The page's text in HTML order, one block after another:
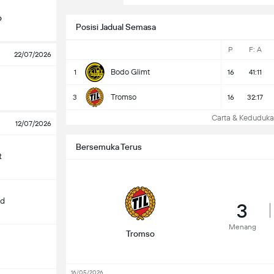
22/07/2026
12/07/2026
Posisi Jadual Semasa
P F: A
1 Bodo Glimt 16 41:11
3 Tromso 16 32:17
Carta &
Bersemuka Terus
Tromso
3
Menang
16/05/2026